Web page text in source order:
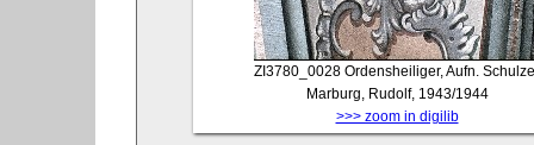
ZI3780_0028 Ordensheiliger, Aufn.
Marburg, Rudolf, 1943/1944
>>> zoom in digilib